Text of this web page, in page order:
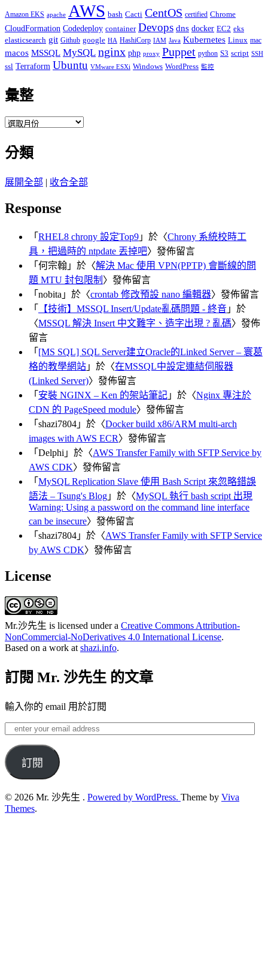
Amazon EKS apache AWS bash Cacti CentOS certified Chrome
CloudFormation Codedeploy container Devops dns docker EC2 eks
elasticsearch git Github google HA HashiCorp IAM Java Kubernetes Linux mac
macos MSSQL MySQL nginx php proxy Puppet python S3 script SSH
ssl Terraform Ubuntu VMware ESXi Windows WordPress 監控
彙整
彙
分類
展開全部 | 收合全部
Response
「 RHEL8 chrony 設定Top9 」於〈Chrony 系統校時工
具，把過時的 ntpdate 丟掉吧〉發佈留言
「 何宗翰 」於〈解決 Mac 使用 VPN(PPTP) 會斷線的問
題 MTU 封包限制 〉發佈留言
「 nobita 」於〈crontab 修改預設 nano 編輯器〉發佈留言
「
【技術】MSSQL Insert/Update亂碼問題 - 終音 」於
〈MSSQL 解決 Insert 中文難字、造字出現 ? 亂碼〉發佈
留言
「 [MS SQL] SQL Server建立Oracle的Linked Server – 寰葛
格的教學網站 」於〈在MSSQL中設定連結伺服器
(Linked Server)〉發佈留言
「 安裝 NGINX – Ken 的架站筆記 」於〈Nginx 專注於
CDN 的 PageSpeed module〉發佈留言
「 shazi7804 」於〈Docker build x86/ARM multi-arch
images with AWS ECR〉發佈留言
「 Delphi 」於〈AWS Transfer Family with SFTP Service by
AWS CDK〉發佈留言
「 MySQL Replication Slave 使用 Bash Script 來忽略錯誤
語法 – Tsung's Blog 」於〈MySQL 執行 bash script 出現
Warning: Using a password on the command line interface
can be insecure〉發佈留言
「 shazi7804 」於〈AWS Transfer Family with SFTP Service
by AWS CDK〉發佈留言
License
Mr.沙先生 is licensed under a Creative Commons Attribution-
NonCommercial-NoDerivatives 4.0 International License.
Based on a work at shazi.info.
訂閱 Mr. 沙先生 的文章
輸入你的 email 用於訂閱
enter
your
email
address訂閱
© 2026 Mr. 沙先生 . Powered by WordPress. Theme by Viva
Themes.